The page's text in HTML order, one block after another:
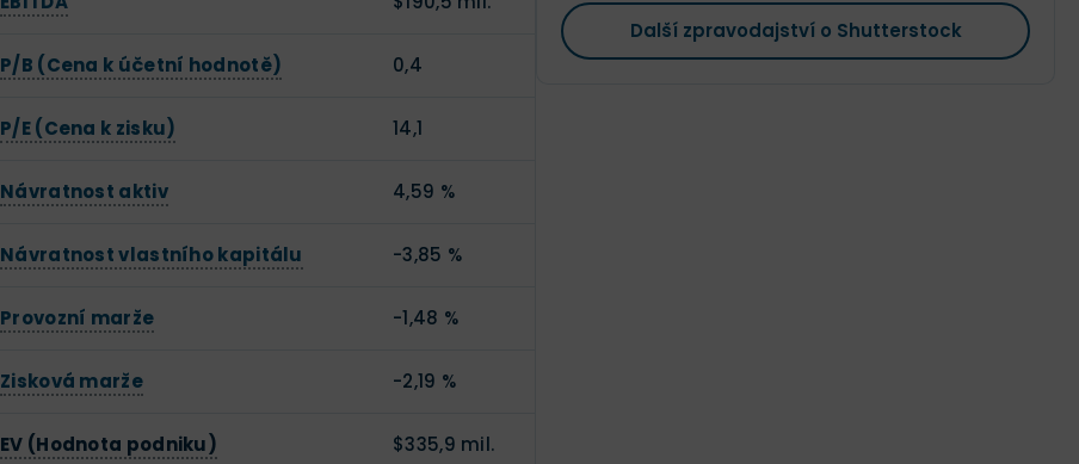
P/B (Cena k účetní hodnotě) 0,4
P/E (Cena k zisku) 14,1
Návratnost aktiv 4,59 %
Návratnost vlastního kapitálu -3,85 %
Provozní marže -1,48 %
Zisková marže -2,19 %
EV (Hodnota podniku) $335,9 mil.
Další zpravodajství o Shutterstock